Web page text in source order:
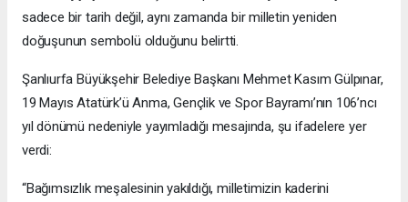
sadece bir tarih değil, aynı zamanda bir milletin yeniden
doğuşunun sembolü olduğunu belirtti.
Şanlıurfa Büyükşehir Belediye Başkanı Mehmet Kasım Gülpınar,
19 Mayıs Atatürk’ü Anma, Gençlik ve Spor Bayramı’nın 106’ncı
yıl dönümü nedeniyle yayımladığı mesajında, şu ifadelere yer
verdi:
“Bağımsızlık meşalesinin yakıldığı, milletimizin kaderini